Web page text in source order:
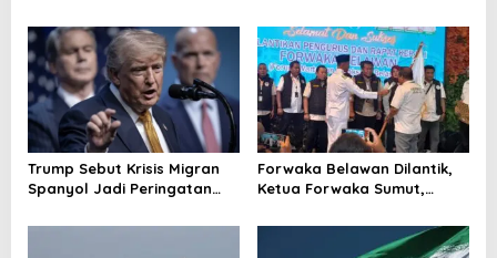
Trump Sebut Krisis Migran
Spanyol Jadi Peringatan
Forwaka Belawan Dilantik,
Ketua Forwaka Sumut,
Profesionalisme Wartawan
di Wilayah Hukum Kejari